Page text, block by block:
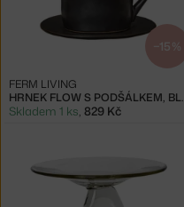
−15 %
HRNEK
FERM LIVING
Skladem 1 ks 829 Kč